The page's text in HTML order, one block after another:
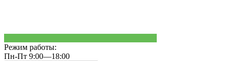
Режим работы:
Пн-Пт 9:00—18:00